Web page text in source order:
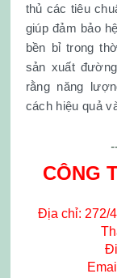
thủ các tiêu
giúp đảm bảo
bền bỉ trong
sản xuất
rằng năng
cách hiệu quả
CÔNG
Địa chỉ: 272/